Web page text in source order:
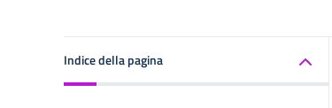
Indice della pagina